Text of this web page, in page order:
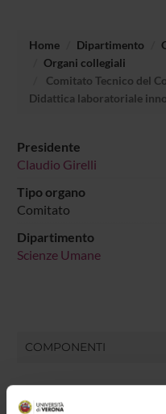
Home Dipartimento
Organi collegiali
Comitato Tecnico del
Didattica laboratoriale
Presidente
Claudio Girelli
Tipo organo
Comitato
Dipartimento
Scienze Umane
COMPONENTI
Alessia Maria Aurora